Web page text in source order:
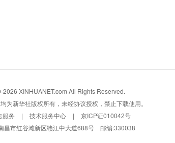
XINHUANET.com All Rights Reserved.
新华社版权所有，未经协议授权，禁止下载使用。
服务 | 技术服务中心 |
京ICP证010042号
市红谷滩新区赣江中大道688号 邮编:330038